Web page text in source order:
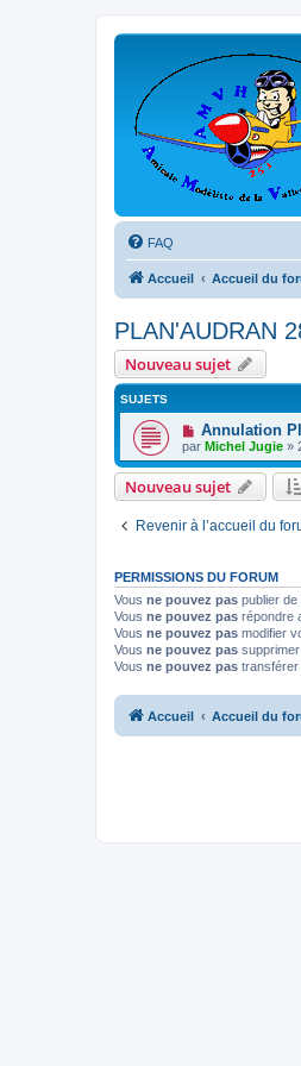
FAQ
Accueil Accueil du
PLAN'AUDRAN
Nouveau sujet
SUJETS
Annulation
par Michel Jugie »
Nouveau sujet
Revenir à l’accueil du
PERMISSIONS DU FORUM
Vous ne pouvez pas publier
Vous ne pouvez pas répondre
Vous ne pouvez pas modifier
Vous ne pouvez pas
Vous ne pouvez pas transférer
Accueil Accueil du